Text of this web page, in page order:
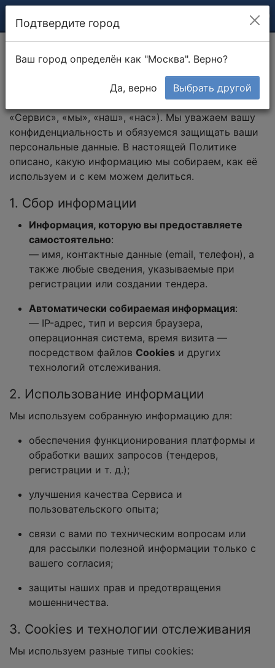
Политика конфиденциальности
rabotniki.online(далее —
«Сервис», «мы», «наш», «нас»). Мы уважаем вашу
конфиденциальность и обязуемся защищать ваши
персональные данные. В настоящей Политике
описано, какую информацию мы собираем, как её
используем и с кем можем делиться.
1. Сбор информации
Информация, которую вы предоставляете
самостоятельно:
— имя, контактные данные (email, телефон), а
также любые сведения, указываемые при
регистрации или создании тендера.
Автоматически собираемая информация:
— IP-адрес, тип и версия браузера,
операционная система, время визита —
посредством файлов Cookies и других
технологий отслеживания.
2. Использование информации
Мы используем собранную информацию для:
обеспечения функционирования платформы и
обработки ваших запросов (тендеров,
регистрации и т. д.);
улучшения качества Сервиса и
пользовательского опыта;
связи с вами по техническим вопросам или
для рассылки полезной информации только с
вашего согласия;
защиты наших прав и предотвращения
мошенничества.
3. Cookies и технологии отслеживания
Мы используем разные типы cookies:
Подтвердите город
Ваш город определён как "Москва". Верно?
Да, верно Выбрать другой